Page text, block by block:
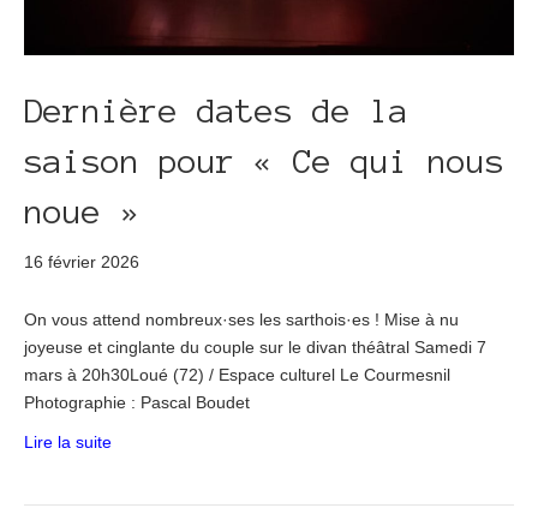
Dernière dates de la
saison pour « Ce qui nous
noue »
16 février 2026
On vous attend nombreux·ses les sarthois·es ! Mise à nu
joyeuse et cinglante du couple sur le divan théâtral Samedi 7
mars à 20h30Loué (72) / Espace culturel Le Courmesnil
Photographie : Pascal Boudet
Lire la suite